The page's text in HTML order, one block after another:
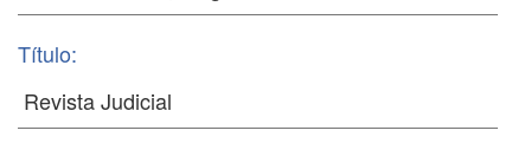
Título: